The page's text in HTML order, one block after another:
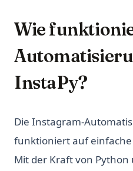
Wie
InstaPy?
Die Instagram-
funktioniert auf
Mit der Kraft von Python